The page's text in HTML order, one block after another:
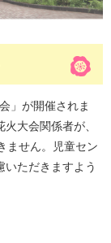
」が開催されま
大会関係者が、
ません。児童セン
いただきますよう